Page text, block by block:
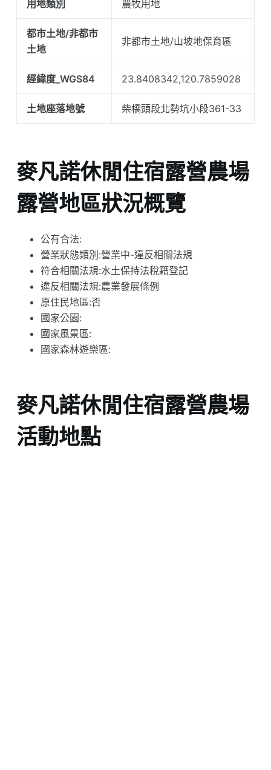
用地類別 農牧用地
都市土地/非都市
土地
非都市土地/山坡地保育區
經緯度_WGS84 23.8408342,120.7859028
土地座落地號 柴橋頭段北勢坑小段361-33
麥凡諾休閒住宿露營農場
露營地區狀況概覽
公有合法:
營業狀態類別:營業中-違反相關法規
符合相關法規:水土保持法稅籍登記
違反相關法規:農業發展條例
原住民地區:否
國家公園:
國家風景區:
國家森林遊樂區:
麥凡諾休閒住宿露營農場
活動地點